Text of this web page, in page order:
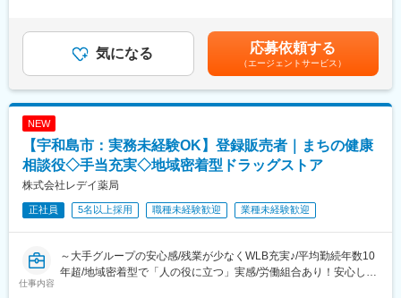
・業界は常に進化しており、1つの実験終了後、また新たな実験へ
と移ります。お客様のリクエストも変化するため、飽きることが
なく業務を行うことができます。
・先進医療分野での提案活動を通じて、社会インフラに貢献する
・商品陳列・売場づくり
・発注・在庫管理
・売上・数値管理の補助
・スタッフのサポート業務
☆経験や適性に応じて、将来的にはスタッフの育成、
だく可能性があります。
＼仕事のやりがい／
レデイ薬局は、地域に密着したドラッグストアとして、
「健康相談ができる身近な存在」を目指しています。
◎日々の接客を通じてお客様から直接「ありがとう」をもらえる
◎将来的には店長として、店舗・人・地域をまとめる立場を目指
せる
可能性があります。月給(月額)は固定手当を含めた表記です。
気になる 応募依頼する
（エージェントサービス）
NEW
【宇和島市：実務未経験OK】登録販売者｜まちの健康
相談役◇手当充実◇地域密着型ドラッグストア
株式会社レデイ薬局
正社員 5名以上採用 職種未経験歓迎 業種未経験歓迎
仕事内容
～大手グループの安心感/残業が少なくWLB充実♪/平均勤続年数10
年超/地域密着型で「人の役に立つ」実感/労働組合あり！安心して